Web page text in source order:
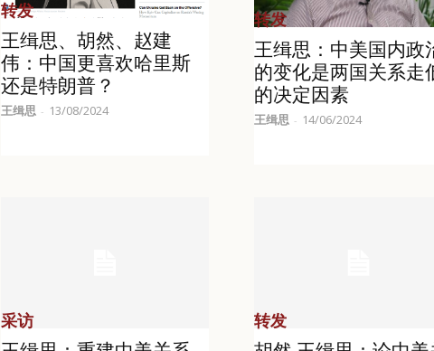
转发
王缉思、胡然、赵建
伟：中国更喜欢哈里斯
还是特朗普？
王缉思 - 13/08/2024
转发
王缉思：中美国内政
的变化是两国关系走
的决定因素
王缉思 - 14/06/2024
采访
转发